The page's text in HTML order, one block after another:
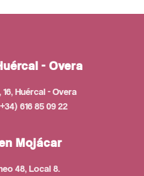
- Overa
Huércal - Overa
616 85 09 22
Mojácar
48, Local 8.